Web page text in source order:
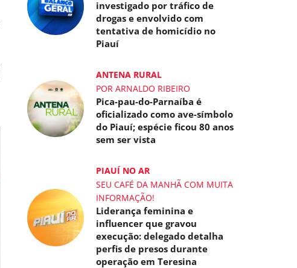
investigado por tráfico de
drogas e envolvido com
tentativa de homicídio no
Piauí
ANTENA RURAL
POR ARNALDO RIBEIRO
Pica-pau-do-Parnaíba é
oficializado como ave-símbolo
do Piauí; espécie ficou 80 anos
sem ser vista
PIAUÍ NO AR
SEU CAFÉ DA MANHÃ COM MUITA
INFORMAÇÃO!
Liderança feminina e
influencer que gravou
execução: delegado detalha
perfis de presos durante
operação em Teresina